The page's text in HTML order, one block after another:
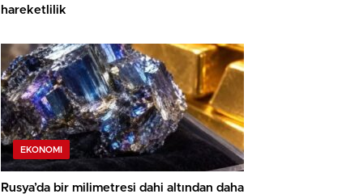
hareketlilik
EKONOMI
Rusya’da bir milimetresi dahi altından daha